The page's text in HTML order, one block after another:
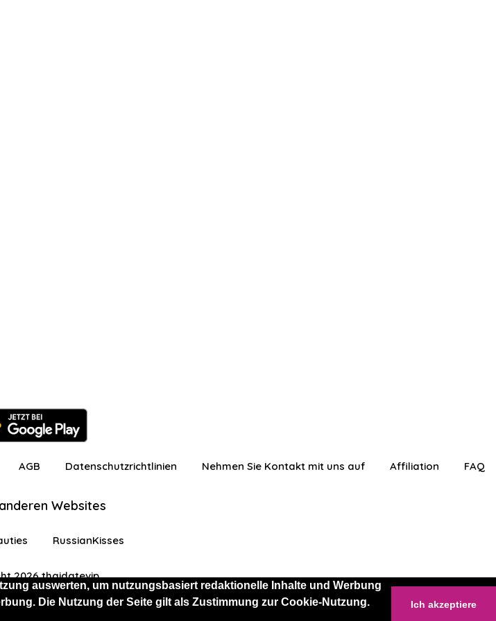
auswerten, um nutzungsbasiert redaktionelle Inhalte und Werbung
Die Nutzung der Seite gilt als Zustimmung zur Cookie-Nutzung.
Ich akzeptiere
angemeldet Kostenlos anmelden Einloggen
AGB Datenschutzrichtlinien Nehmen Sie Kontakt mit uns auf Affiliation FAQ
Websites
RussianKisses
2026 thaidatevip